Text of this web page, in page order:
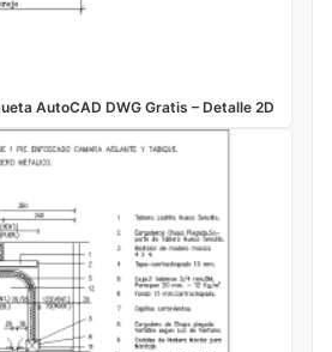
AutoCAD DWG Gratis – Detalle 2D